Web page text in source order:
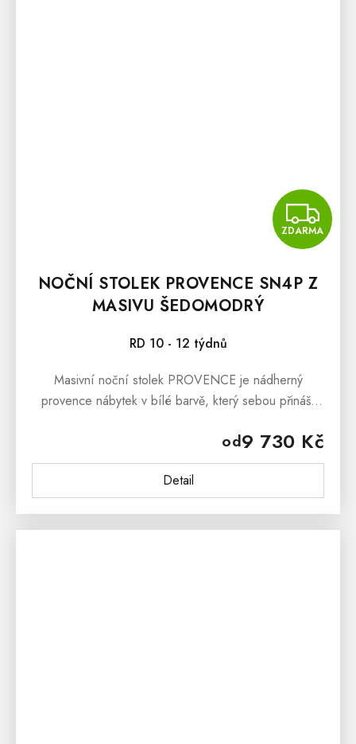
ZDARMA
NOČNÍ STOLEK PROVENCE SN4P Z
MASIVU ŠEDOMODRÝ
RD 10 - 12 týdnů
od9 730 Kč
Detail
Masivní noční stolek PROVENCE je nádherný
provence nábytek v bílé barvě, který sebou přináší
stolek PROVENCE je vyroben z...